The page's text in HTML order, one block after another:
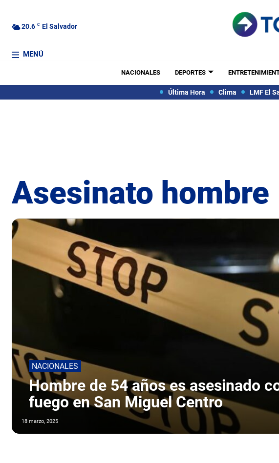
20.6 C El Salvador
MENÚ
NACIONALES DEPORTES
Última Hora Clima LMF El
Asesinato hombre
NACIONALES
Hombre de 54 años es asesinado
fuego en San Miguel Centro
18 marzo, 2025